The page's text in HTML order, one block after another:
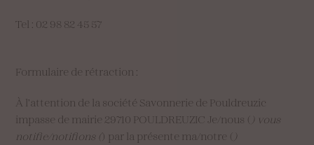
Tel : 02 98 82 45 57
Formulaire de rétraction :
À l’attention de la société Savonnerie de Pouldreuzic
impasse de mairie 29710 POULDREUZIC Je/nous ( ) vous
notifie/notifions ( ) par la présente ma/notre ( )